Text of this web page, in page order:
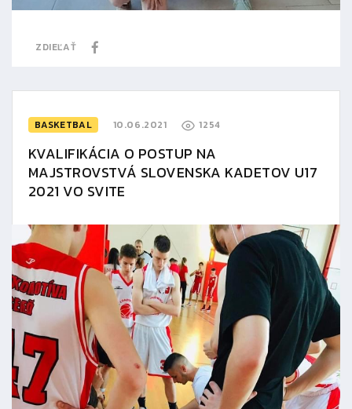
ZDIEĽAŤ
BASKETBAL 10.06.2021 1254
KVALIFIKÁCIA O POSTUP NA
MAJSTROVSTVÁ SLOVENSKA KADETOV U17
2021 VO SVITE